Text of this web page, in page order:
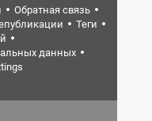
Обратная связь
Теги
данных